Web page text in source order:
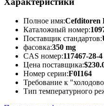
Полное имя:Cefditoren
Каталожный номер:
Поставщик стандартов:
фасовка:350 mg
CAS номер:117467-28-4
Цена поставщика:
Номер серии:F0I164
Требование к
Тип температурного